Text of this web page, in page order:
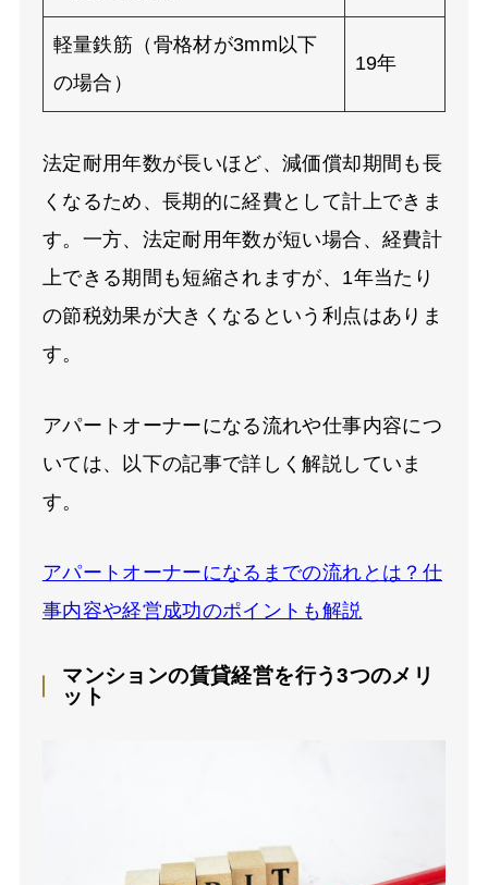
軽量鉄筋（骨格材が3mm以下
の場合）
19年
法定耐用年数が長いほど、減価償却期間も長
くなるため、長期的に経費として計上できま
す。一方、法定耐用年数が短い場合、経費計
上できる期間も短縮されますが、1年当たり
の節税効果が大きくなるという利点はありま
す。
アパートオーナーになる流れや仕事内容につ
いては、以下の記事で詳しく解説していま
す。
アパートオーナーになるまでの流れとは？仕
事内容や経営成功のポイントも解説
マンションの賃貸経営を行う3つのメリ
ット